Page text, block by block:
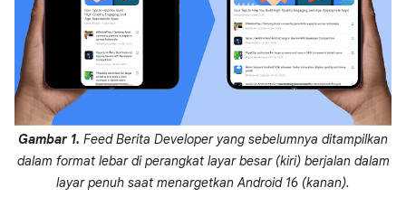
Gambar 1. Feed Berita Developer yang sebelumnya ditampilkan
dalam format lebar di perangkat layar besar (kiri) berjalan dalam
layar penuh saat menargetkan Android 16 (kanan).